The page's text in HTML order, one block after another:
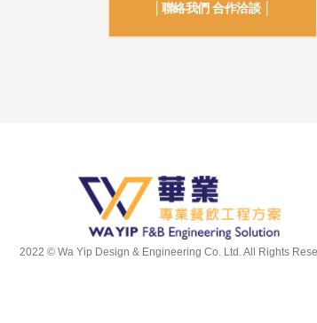
│聯絡我們 合作洽談 │
2022 © Wa Yip Design & Engineering Co. Ltd. All Rights